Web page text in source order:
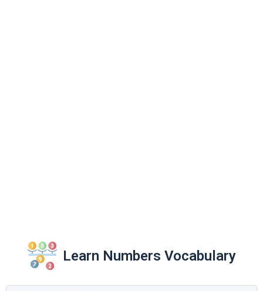
Learn Numbers Vocabulary